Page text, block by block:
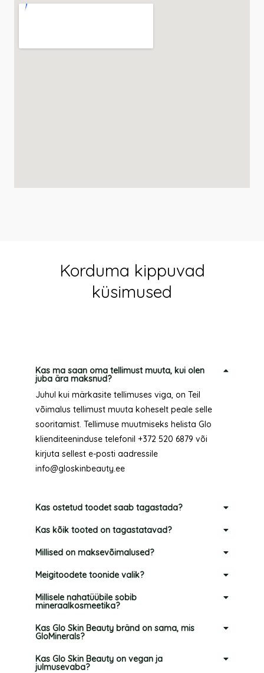
Korduma kippuvad
küsimused
Kas ma saan oma tellimust muuta, kui olen
juba ära maksnud?
Juhul kui märkasite tellimuses viga, on Teil
võimalus tellimust muuta koheselt peale selle
sooritamist. Tellimuse muutmiseks helista Glo
klienditeeninduse telefonil +372 520 6879 või
kirjuta sellest e-posti aadressile
info@gloskinbeauty.ee
Kas ostetud toodet saab tagastada?
Kas kõik tooted on tagastatavad?
Millised on maksevõimalused?
Meigitoodete toonide valik?
Millisele nahatüübile sobib
mineraalkosmeetika?
Kas Glo Skin Beauty bränd on sama, mis
GloMinerals?
Kas Glo Skin Beauty on vegan ja
julmusevaba?